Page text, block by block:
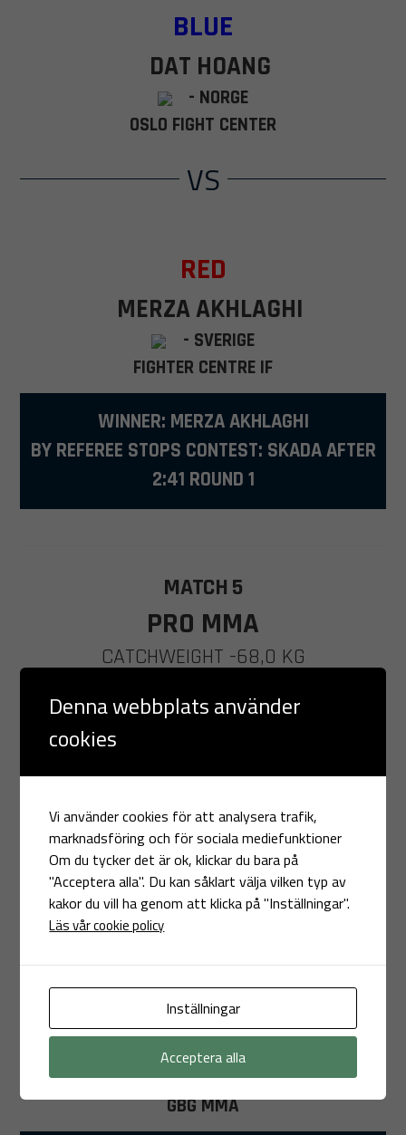
BLUE
DAT HOANG
- NORGE
OSLO FIGHT CENTER
VS
RED
MERZA AKHLAGHI
- SVERIGE
FIGHTER CENTRE IF
WINNER: MERZA AKHLAGHI
BY REFEREE STOPS CONTEST: SKADA AFTER
2:41 ROUND 1
MATCH 5
PRO MMA
CATCHWEIGHT -68,0 KG
5 Min
WASIU ADESINA
- SVERIGE
MACC
VS
RED
MARIO MARKUS
- SVERIGE
GBG MMA
Denna webbplats använder
cookies
Vi använder cookies för att analysera trafik,
marknadsföring och för sociala mediefunktioner
Om du tycker det är ok, klickar du bara på
"Acceptera alla". Du kan såklart välja vilken typ av
kakor du vill ha genom att klicka på "Inställningar".
Läs vår cookie policy
Inställningar
Acceptera alla